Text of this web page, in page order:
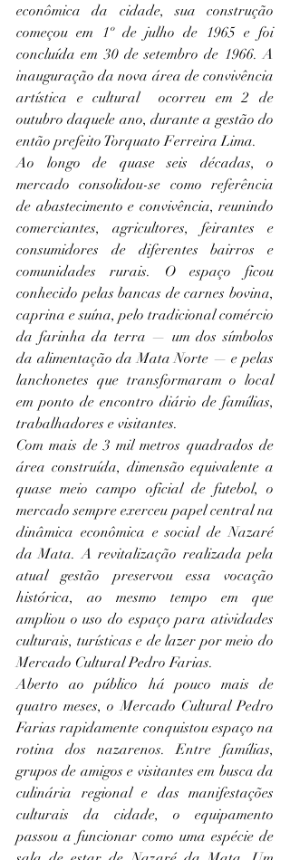
econômica da cidade, sua construção
começou em 1º de julho de 1965 e foi
concluída em 30 de setembro de 1966. A
inauguração da nova área de convivência
artística e cultural  ocorreu em 2 de
outubro daquele ano, durante a gestão do
então prefeito Torquato Ferreira Lima.
Ao longo de quase seis décadas, o
mercado consolidou-se como referência
de abastecimento e convivência, reunindo
comerciantes, agricultores, feirantes e
consumidores de diferentes bairros e
comunidades rurais. O espaço ficou
conhecido pelas bancas de carnes bovina,
caprina e suína, pelo tradicional comércio
da farinha da terra — um dos símbolos
da alimentação da Mata Norte — e pelas
lanchonetes que transformaram o local
em ponto de encontro diário de famílias,
trabalhadores e visitantes.
Com mais de 3 mil metros quadrados de
área construída, dimensão equivalente a
quase meio campo oficial de futebol, o
mercado sempre exerceu papel central na
dinâmica econômica e social de Nazaré
da Mata. A revitalização realizada pela
atual gestão preservou essa vocação
histórica, ao mesmo tempo em que
ampliou o uso do espaço para atividades
culturais, turísticas e de lazer por meio do
Mercado Cultural Pedro Farias.
Aberto ao público há pouco mais de
quatro meses, o Mercado Cultural Pedro
Farias rapidamente conquistou espaço na
rotina dos nazarenos. Entre famílias,
grupos de amigos e visitantes em busca da
culinária regional e das manifestações
culturais da cidade, o equipamento
passou a funcionar como uma espécie de